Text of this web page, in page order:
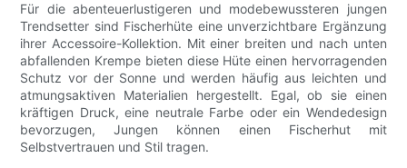
Für die abenteuerlustigeren und modebewussteren jungen
Trendsetter sind Fischerhüte eine unverzichtbare Ergänzung
ihrer Accessoire-Kollektion. Mit einer breiten und nach unten
abfallenden Krempe bieten diese Hüte einen hervorragenden
Schutz vor der Sonne und werden häufig aus leichten und
atmungsaktiven Materialien hergestellt. Egal, ob sie einen
kräftigen Druck, eine neutrale Farbe oder ein Wendedesign
bevorzugen, Jungen können einen Fischerhut mit
Selbstvertrauen und Stil tragen.